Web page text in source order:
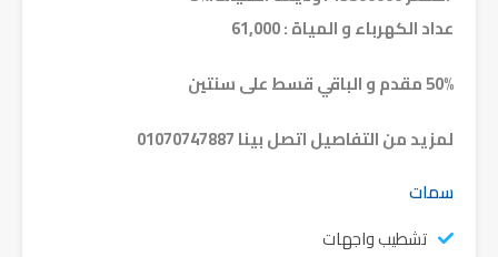
عداد الكهرباء و المياة : 61,000
50% مقدم و الباقي قسط على سنتين
لمزيد من التفاصيل اتصل بينا 01070747887
سمات
تشطيب واجهات